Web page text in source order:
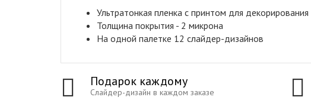
Ультратонкая пленка с принтом для декорирования
Толщина покрытия - 2 микрона
На одной палетке 12 слайдер-дизайнов
Подарок каждому
Слайдер-дизайн в каждом заказе